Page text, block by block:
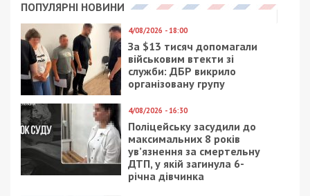
Землі лісового фонду у приватні руки: на
Львівщині посадовиць Держгеокадастру
підозрюють у збитках на 2 млн грн
ГОЛОВНЕ ЗА ДЕНЬ